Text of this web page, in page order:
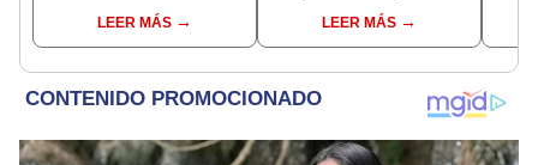
Reaparece luego de 4
años con nueva
LEER MÁS
"Escrito está por el
destino"
LEER MÁS